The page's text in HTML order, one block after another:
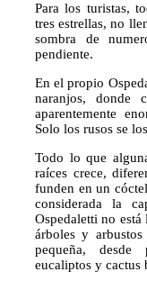
Para los turistas,
tres estrellas, no
sombra de
pendiente.
En el propio
naranjos, donde
aparentemente
Solo los rusos se
Todo lo que
raíces crece,
funden en un
considerada la
Ospedaletti no
árboles y
pequeña, desde
eucaliptos y cactus